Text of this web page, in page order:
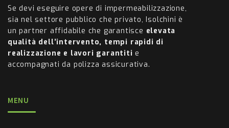
Se devi eseguire opere di impermeabilizzazione,
sia nel settore pubblico che privato, Isolchini è
un partner affidabile che garantisce elevata
qualità dell’intervento, tempi rapidi di
realizzazione e lavori garantiti e
accompagnati da polizza assicurativa.
MENU